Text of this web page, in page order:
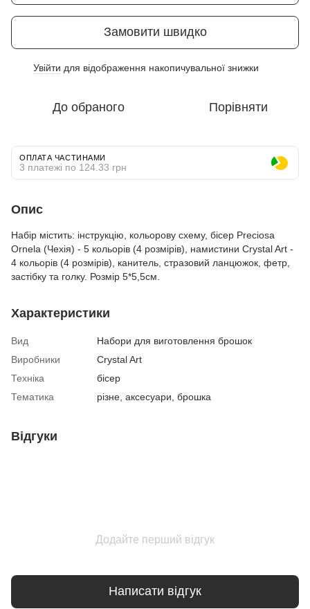
Замовити швидко
Увійти для відображення накопичувальної знижки
До обраного Порівняти
ОПЛАТА ЧАСТИНАМИ
3 платежі по 124.33 грн
Опис
Набір містить: інструкцію, кольорову схему, бісер Preciosa
Ornela (Чехія) - 5 кольорів (4 розмірів), намистини Crystal Art -
4 кольорів (4 розмірів), канитель, стразовий ланцюжок, фетр,
застібку та голку. Розмір 5*5,5см.
Характеристики
Вид
Набори для виготовлення брошок
Виробники
Crystal Art
Техніка
бісер
Тематика
різне, аксесуари, брошка
Відгуки
Додайте перший відгук
Написати відгук